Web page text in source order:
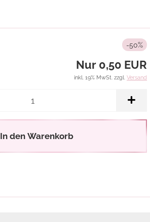
-50%
Nur 0,50 EUR
inkl. 19% MwSt. zzgl. Versand
In den Warenkorb